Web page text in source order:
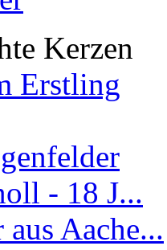
Kerzen
Erstling
- 18 J...
Aache...